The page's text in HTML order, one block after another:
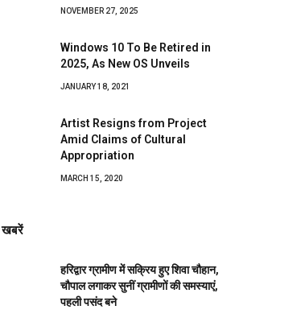
NOVEMBER 27, 2025
Windows 10 To Be Retired in
2025, As New OS Unveils
JANUARY 18, 2021
Artist Resigns from Project
Amid Claims of Cultural
Appropriation
MARCH 15, 2020
हरिद्वार ग्रामीण में सक्रिय हुए शिवा चौहान,
चौपाल लगाकर सुनीं ग्रामीणों की समस्याएं,
पहली पसंद बने